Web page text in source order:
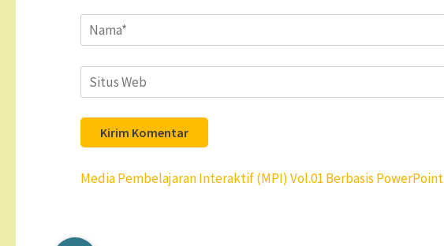
Name*
Situs
Web
Navigasi
Media Pembelajaran Interaktif (MPI) Vol.01 Berbasis PowerPoint